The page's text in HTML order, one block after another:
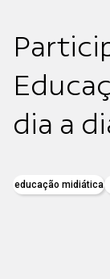
dia a
educação midiática